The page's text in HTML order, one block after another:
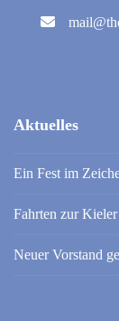
Aktuelles
Ein Fest im
Fahrten zur
Neuer Vorstand